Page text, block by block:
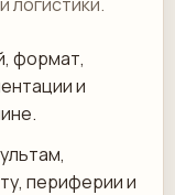
формат,
и
периферии и